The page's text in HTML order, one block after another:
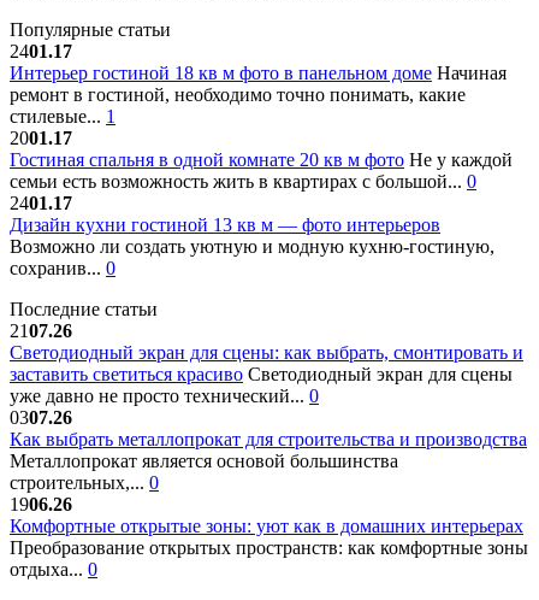
Популярные статьи
2401.17
Интерьер гостиной 18 кв м фото в панельном доме Начиная
ремонт в гостиной, необходимо точно понимать, какие
стилевые... 1
2001.17
Гостиная спальня в одной комнате 20 кв м фото Не у каждой
семьи есть возможность жить в квартирах с большой... 0
2401.17
Дизайн кухни гостиной 13 кв м — фото интерьеров
Возможно ли создать уютную и модную кухню-гостиную,
сохранив... 0
Последние статьи
2107.26
Светодиодный экран для сцены: как выбрать, смонтировать и
заставить светиться красиво Светодиодный экран для сцены
уже давно не просто технический... 0
0307.26
Как выбрать металлопрокат для строительства и производства
Металлопрокат является основой большинства
строительных,... 0
1906.26
Комфортные открытые зоны: уют как в домашних интерьерах
Преобразование открытых пространств: как комфортные зоны
отдыха... 0